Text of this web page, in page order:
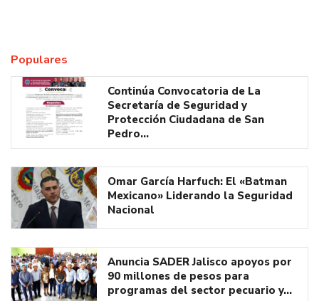
Populares
Continúa Convocatoria de La
Secretaría de Seguridad y
Protección Ciudadana de San
Pedro…
Omar García Harfuch: El «Batman
Mexicano» Liderando la Seguridad
Nacional
Anuncia SADER Jalisco apoyos por
90 millones de pesos para
programas del sector pecuario y…